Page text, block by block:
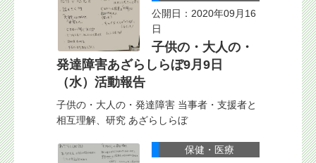
公開日：2020年09月16
日
子供の・大人の・
発達障害あざらしらぼ9月9日
（水）活動報告
子供の・大人の・発達障害 当事者・支援者と
相互理解、研究 あざらしらぼ
保健・医療